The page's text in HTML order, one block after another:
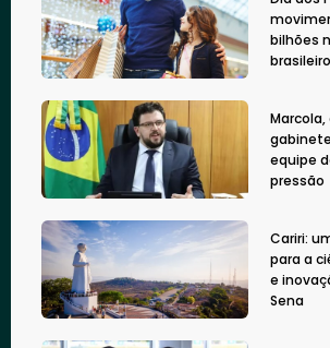
bilhões
brasileiro
equipe
pressão
Cariri:
para a
e
Sena